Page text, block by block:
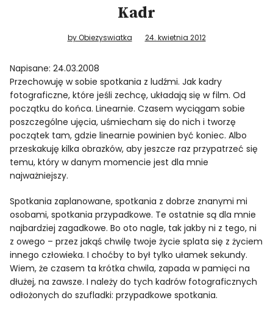
Niezwyczajne ściany
Dom na kółkach
Kadr
by Obiezyswiatka 24. kwietnia 2012
Napisane: 24.03.2008
Przechowuję w sobie spotkania z ludźmi. Jak kadry
fotograficzne, które jeśli zechcę, układają się w film. Od
początku do końca. Linearnie. Czasem wyciągam sobie
poszczególne ujęcia, uśmiecham się do nich i tworzę
początek tam, gdzie linearnie powinien być koniec. Albo
przeskakuję kilka obrazków, aby jeszcze raz przypatrzeć się
temu, który w danym momencie jest dla mnie
najważniejszy.
Spotkania zaplanowane, spotkania z dobrze znanymi mi
osobami, spotkania przypadkowe. Te ostatnie są dla mnie
najbardziej zagadkowe. Bo oto nagle, tak jakby ni z tego, ni
z owego – przez jakąś chwilę twoje życie splata się z życiem
innego człowieka. I choćby to był tylko ułamek sekundy.
Wiem, że czasem ta krótka chwila, zapada w pamięci na
dłużej, na zawsze. I należy do tych kadrów fotograficznych
odłożonych do szufladki: przypadkowe spotkania.